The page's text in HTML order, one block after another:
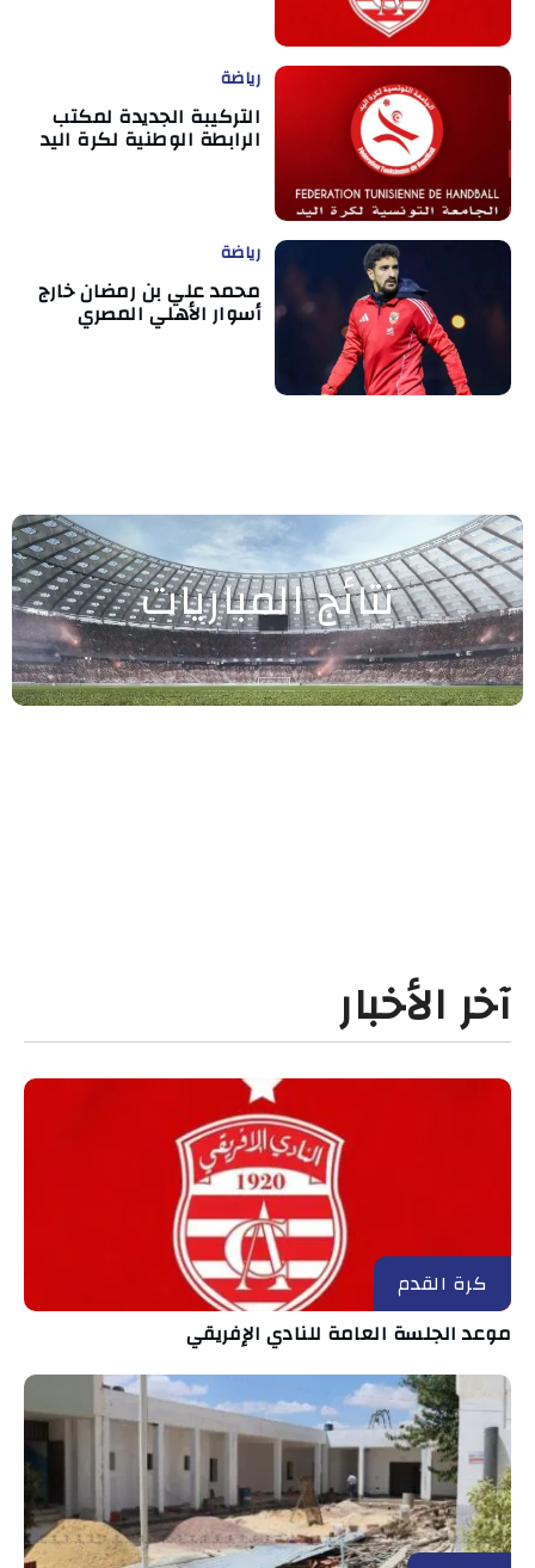
رياضة
التركيبة الجديدة لمكتب
الرابطة الوطنية لكرة اليد
رياضة
محمد علي بن رمضان خارج
أسوار الأهلي المصري
نتائج المباريات
آخر الأخبار
كرة القدم
موعد الجلسة العامة للنادي الإفريقي